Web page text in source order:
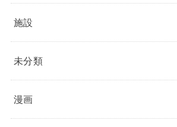
施設
未分類
漫画